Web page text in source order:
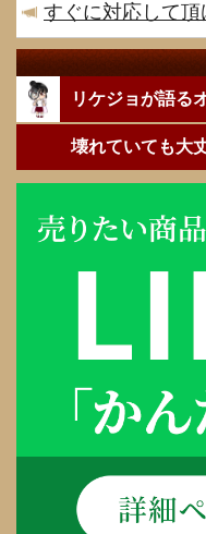
すぐに対応して頂
リケジョが語る
壊れていても大